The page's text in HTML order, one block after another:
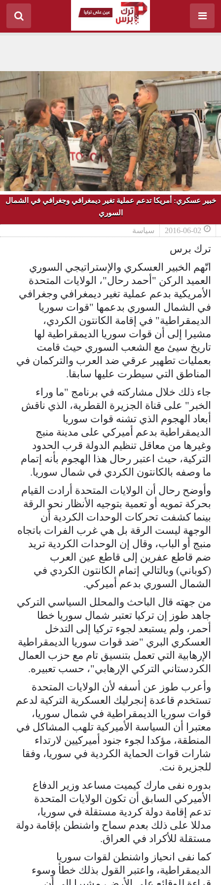
خبير عسكري: أمريكا تدعم عملية تغير ديمغرافي وجغرافي في الشمال
السوري
2016-06-02 سياسة
ترك برس
اتّهم الخبير العسكري والإستراتيجي السوري
العميد الركن "أحمد رحال"، الولايات المتحدة
الأمريكية بدعم عملية تغير ديمغرافي وجغرافي
في الشمال السوري بدعمها "قوات سوريا
الديمقراطية" في إقامة الكانتون الكردي،
مشيرا إلى أن قوات سوريا الديمقراطية لها
تاريخ سيئ مع الشعب السوري حيث قامت
بعمليات تطهير عرقي ضد العرب والتركمان في
المناطق التي سيطرت عليها سابقا.
جاء ذلك خلال مشاركته في برنامج "ما وراء
الخبر" على قناة الجزيرة القطرية، الذي ناقش
أبعاد الهجوم الذي تشنه قوات سوريا
الديمقراطية بدعم أميركي على مدينة منبج
وغيرها من معاقل تنظيم الدولة قرب الحدود
التركية، حيث اعتبر رحال هذا الهجوم بأنه إتمام
ما وصفه بالكانتون الكردي في شمال سوريا.
وأوضح رحال أن الولايات المتحدة أرادت القيام
بحركة تمويه أو تعمية بتوجيه الأنظار نحو الرقة
بينما كشفت تحركات الوحدات الكردية أن
الوجهة ليست الرقة بل هي غرب الفرات باتجاه
منبج أو الباب، وقال إن الوحدات الكردية تريد
ضم قاطع عفرين إلى قاطع عين العرب
(كوباني) وبالتالي إتمام الكانتون الكردي في
الشمال السوري بدعم أميركي.
من جهته قال الباحث والمحلل السياسي التركي
جاهد طوز إن تركيا تعتبر شمال سوريا خطا
أحمر، ولم يستبعد لجوء تركيا إلى التدخل
العسكري البري "ضد قوات سوريا الديمقراطية
الإرهابية التي تعمل بتنسيق تام مع حزب العمال
الكردستاني التركي الإرهابي"، حسب تعبيره.
وأعرب طوز عن أسفه لأن الولايات المتحدة
تستخدم قاعدة إنجرليك العسكرية التركية لدعم
قوات سوريا الديمقراطية في شمال سوريا،
معتبرا أن السياسة الأميركية تلهب المشاكل في
المنطقة، مؤكدا لجوء جنود أميركيين لارتداء
شارات قوات الحماية الكردية في سوريا، وفقا
للجزيرة نت.
بدوره نفى مارك كيميت مساعد وزير الدفاع
الأميركي السابق أن تكون الولايات المتحدة
تدعم إقامة دولة كردية مستقلة في سوريا،
مدللا على ذلك بعدم سماح واشنطن بإقامة دولة
مستقلة للأكراد في العراق.
كما نفى انحياز واشنطن لقوات سوريا
الديمقراطية، واعتبر القول بذلك خطأ وسوء